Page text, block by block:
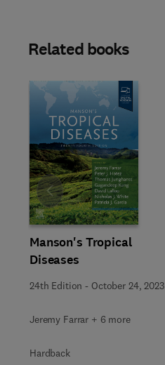
Related books
Manson's Tropical
Diseases
24th Edition - October 24, 2023
Jeremy Farrar + 6 more
Hardback
Slide